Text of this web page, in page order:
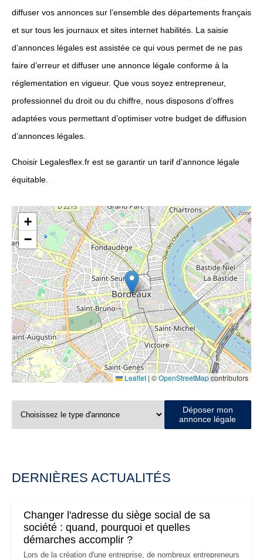
diffuser vos annonces sur l’ensemble des départements français
et sur tous les journaux et sites internet habilités. La saisie
d’annonces légales est assistée ce qui vous permet de ne pas
faire d’erreur et diffuser une annonce légale conforme à la
réglementation en vigueur. Que vous soyez entrepreneur,
professionnel du droit ou du chiffre, nous disposons d’offres
adaptées vous permettant d’optimiser votre budget de diffusion
d’annonces légales.
Choisir Legalesflex.fr est se garantir un tarif d’annonce légale
équitable.
+
−
Leaflet | ©OpenStreetMapcontributors
Déposer mon
annonce légale
DERNIÈRES ACTUALITÉS
Changer l'adresse du siège social de sa
société : quand, pourquoi et quelles
démarches accomplir ?
Lors de la création d'une entreprise, de nombreux entrepreneurs